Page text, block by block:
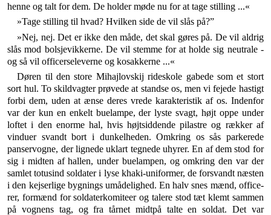
henne og talt for dem. De holder møde nu for at tage stilling ...«
»Tage stilling til hvad? Hvilken side de vil slås på?”
»Nej, nej. Det er ikke den måde, det skal gøres på. De vil aldrig
slås mod bolsjevikkerne. De vil stemme for at holde sig neutrale -
og så vil officerseleverne og kosak­kerne ...«
Døren til den store Mihajlovskij rideskole gabede som et stort
sort hul. To skildvagter prøvede at standse os, men vi fejede hastigt
forbi dem, uden at ænse deres vrede karakteristik af os. Indenfor
var der kun en en­kelt buelampe, der lyste svagt, højt oppe under
loftet i den enorme hal, hvis højtsiddende pilastre og rækker af
vinduer svandt bort i dunkelheden. Omkring os sås par­kerede
panservogne, der lignede uklart tegnede uhyrer. En af dem stod for
sig i midten af hallen, under buelam­pen, og omkring den var der
samlet totusind soldater i lyse khaki-uniformer, de forsvandt næsten
i den kejser­lige bygnings umådelighed. En halv snes mænd, office­
rer, formænd for soldaterkomiteer og talere stod tæt klemt sammen
på vognens tag, og fra tårnet midtpå talte en soldat. Det var